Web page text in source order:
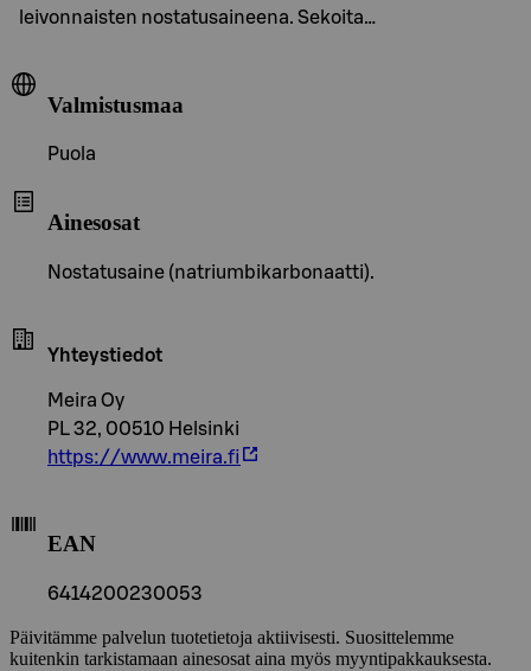
leivonnaisten nostatusaineena. Sekoita…
Valmistusmaa
Puola
Ainesosat
Nostatusaine (natriumbikarbonaatti).
Yhteystiedot
Meira Oy
PL 32, 00510 Helsinki
https://www.meira.fi
EAN
6414200230053
Päivitämme palvelun tuotetietoja aktiivisesti. Suosittelemme
kuitenkin tarkistamaan ainesosat aina myös myyntipakkauksesta.